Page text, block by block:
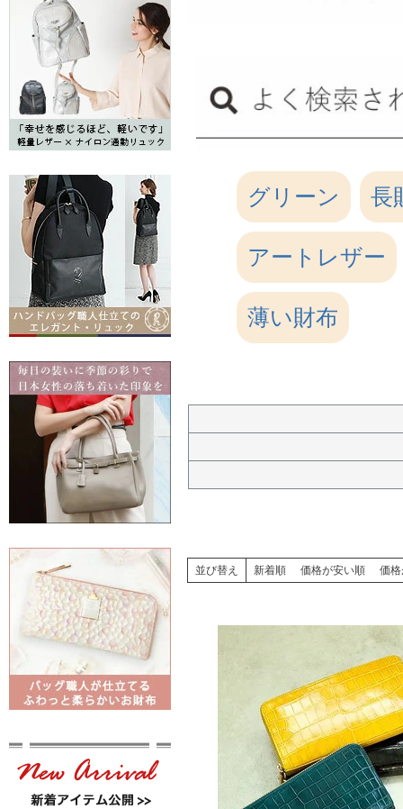
グリーン 長
アートレザー
薄い財布
並び替え 新着順 価格が安い順 価